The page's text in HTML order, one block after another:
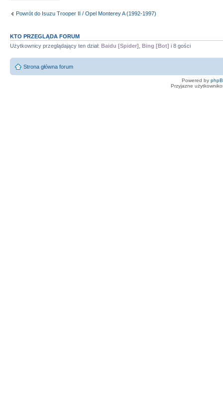
Powrót do Isuzu Trooper II / Opel Monterey A (1992-1997)
KTO PRZEGLĄDA FORUM
Użytkownicy przeglądający ten dział: Baidu [Spider] Bing [Bot] i 8 gości
Strona główna forum
Powered by
Przyjazne